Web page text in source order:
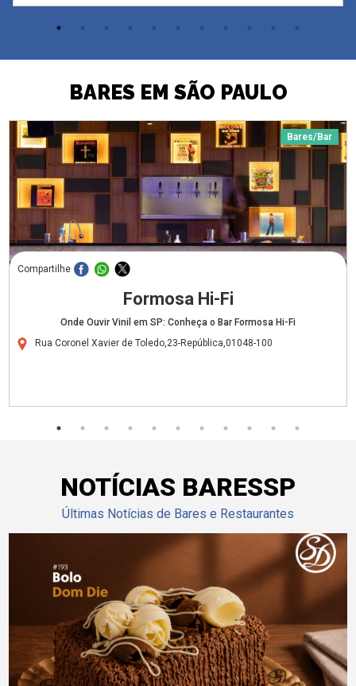
BARES EM SÃO PAULO
Bares/Bar
Compartilhe
Formosa Hi-Fi
Onde Ouvir Vinil em SP: Conheça o Bar Formosa Hi-Fi
Rua Coronel Xavier de Toledo,23-República,01048-100
NOTÍCIAS BARESSP
Últimas Notícias de Bares e Restaurantes